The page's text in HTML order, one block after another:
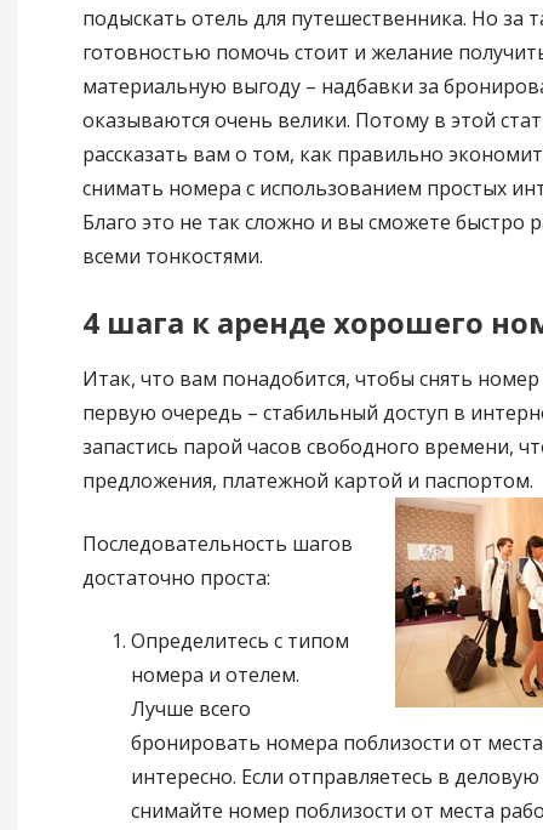
подыскать отель для путешественника. Но за
готовностью помочь стоит и желание
материальную выгоду – надбавки за
оказываются очень велики. Потому в этой
рассказать вам о том, как правильно
снимать номера с использованием простых
Благо это не так сложно и вы сможете быстро
всеми тонкостями.
4 шага к аренде хорошего
Итак, что вам понадобится, чтобы снять
первую очередь – стабильный доступ в
запастись парой часов свободного времени,
предложения, платежной картой и паспортом.
Последовательность шагов
достаточно проста:
Определитесь с типом
номера и отелем.
Лучше всего
бронировать номера поблизости от
интересно. Если отправляетесь в
снимайте номер поблизости от места